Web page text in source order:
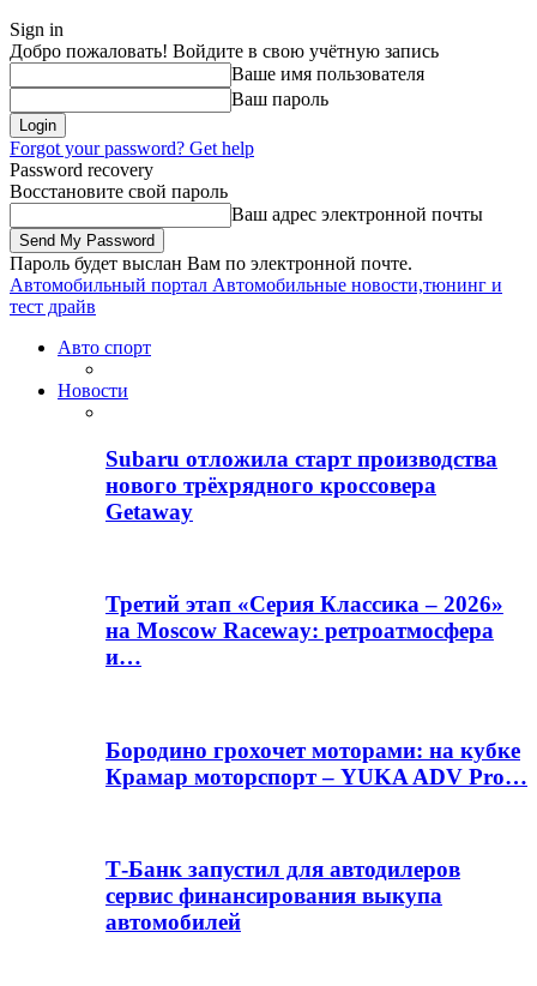
Sign in
Добро пожаловать! Войдите в свою учётную запись
Ваше имя пользователя
Ваш пароль
Forgot your password? Get help
Password recovery
Восстановите свой пароль
Ваш адрес электронной почты
Пароль будет выслан Вам по электронной почте.
Автомобильный портал Автомобильные новости,тюнинг и
тест драйв
Авто спорт
Новости
Subaru отложила старт производства
нового трёхрядного кроссовера
Getaway
Третий этап «Серия Классика – 2026»
на Moscow Raceway: ретроатмосфера
и…
Бородино грохочет моторами: на кубке
Крамар моторспорт – YUKA ADV Pro…
Т-Банк запустил для автодилеров
сервис финансирования выкупа
автомобилей